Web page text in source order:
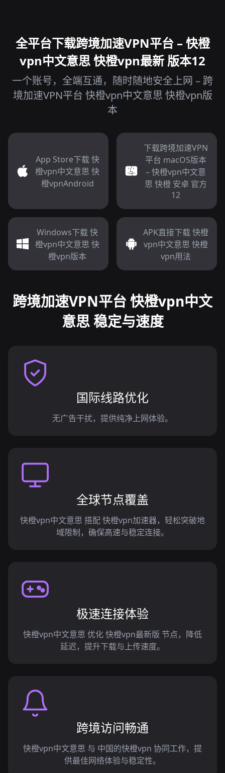
全平台下载跨境加速VPN平台 – 快橙
vpn中文意思 快橙vpn最新 版本12
一个账号，全端互通，随时随地安全上网 – 跨
境加速VPN平台 快橙vpn中文意思 快橙vpn版
本
App Store下载 快
橙vpn中文意思 快
橙vpnAndroid
下载跨境加速VPN
平台 macOS版本
– 快橙vpn中文意
思 快橙 安卓 官方
12
Windows下载 快
橙vpn中文意思 快
橙vpn版本
APK直接下载 快橙
vpn中文意思 快橙
vpn用法
跨境加速VPN平台 快橙vpn中文
意思 稳定与速度
国际线路优化
无广告干扰，提供纯净上网体验。
全球节点覆盖
快橙vpn中文意思 搭配 快橙vpn加速器，轻松突破地
域限制，确保高速与稳定连接。
极速连接体验
快橙vpn中文意思 优化 快橙vpn最新版 节点，降低
延迟，提升下载与上传速度。
跨境访问畅通
快橙vpn中文意思 与 中国的快橙vpn 协同工作，提
供最佳网络体验与稳定性。